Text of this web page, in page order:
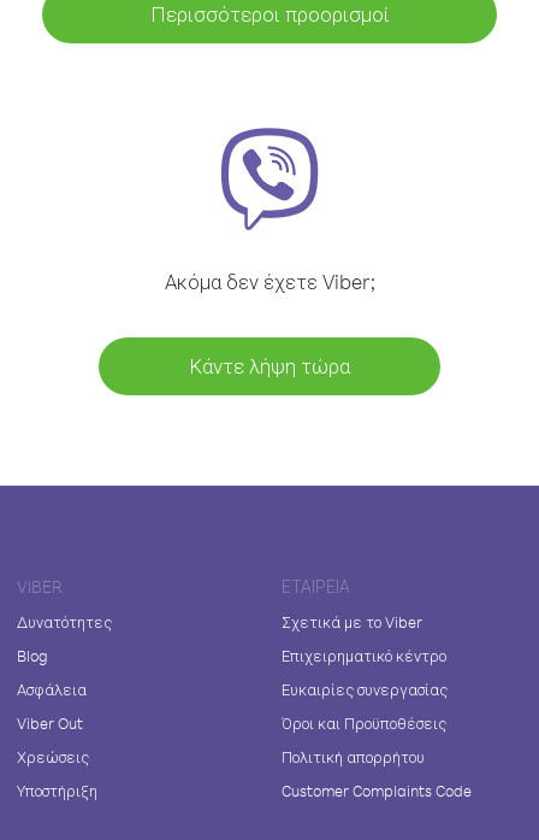
Περισσότεροι προορισμοί
Ακόμα δεν έχετε Viber;
Κάντε λήψη τώρα
VIBER
Δυνατότητες
Blog
Ασφάλεια
Viber Out
Χρεώσεις
Υποστήριξη
ΕΤΑΙΡΕΊΑ
Σχετικά με το Viber
Επιχειρηματικό κέντρο
Ευκαιρίες συνεργασίας
Όροι και Προϋποθέσεις
Πολιτική απορρήτου
Customer Complaints Code